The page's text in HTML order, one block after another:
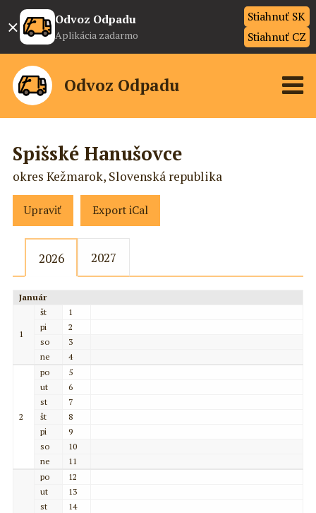
× Odvoz Odpadu
Aplikácia zadarmo
Stiahnuť SK
Stiahnuť CZ
Odvoz Odpadu
Spišské Hanušovce
okres Kežmarok, Slovenská republika
Upraviť Export iCal
2026 2027
Január
1
št
1
pi
2
so
3
ne
4
2
po
5
ut
6
st
7
št
8
pi
9
so
10
ne
11
po
12
ut
13
st
14